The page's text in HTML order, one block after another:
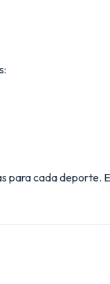
para cada deporte.